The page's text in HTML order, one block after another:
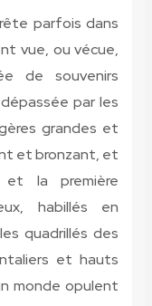
parfois dans
vue, ou vécue,
de souvenirs
par les
grandes et
et bronzant, et
et la première
habillés en
quadrillés des
et hauts
monde opulent